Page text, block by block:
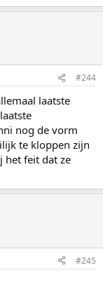
#244
laatste
nog de vorm
te kloppen zijn
het feit dat ze
#245